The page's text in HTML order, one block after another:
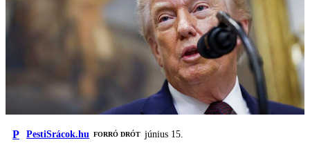
P PestiSrácok.hu FORRÓ DRÓT június 15.